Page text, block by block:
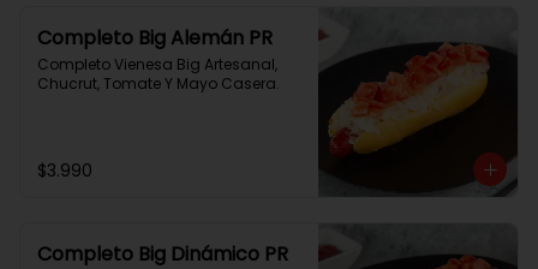
Completo Big Alemán PR
Completo Vienesa Big Artesanal,
Chucrut, Tomate Y Mayo Casera.
$3.990
Completo Big Dinámico PR